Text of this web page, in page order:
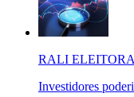
RALI
Investidores